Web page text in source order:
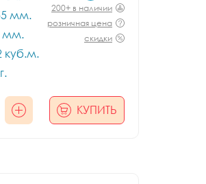
мм.
мм.
куб.м.
200+ в наличии
розничная цена
скидки
КУПИТЬ